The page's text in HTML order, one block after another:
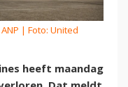
| Foto: United
heeft maandag